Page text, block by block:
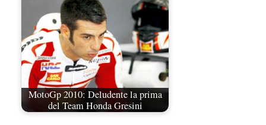
MotoGp 2010: Deludente la prima
del Team Honda Gresini